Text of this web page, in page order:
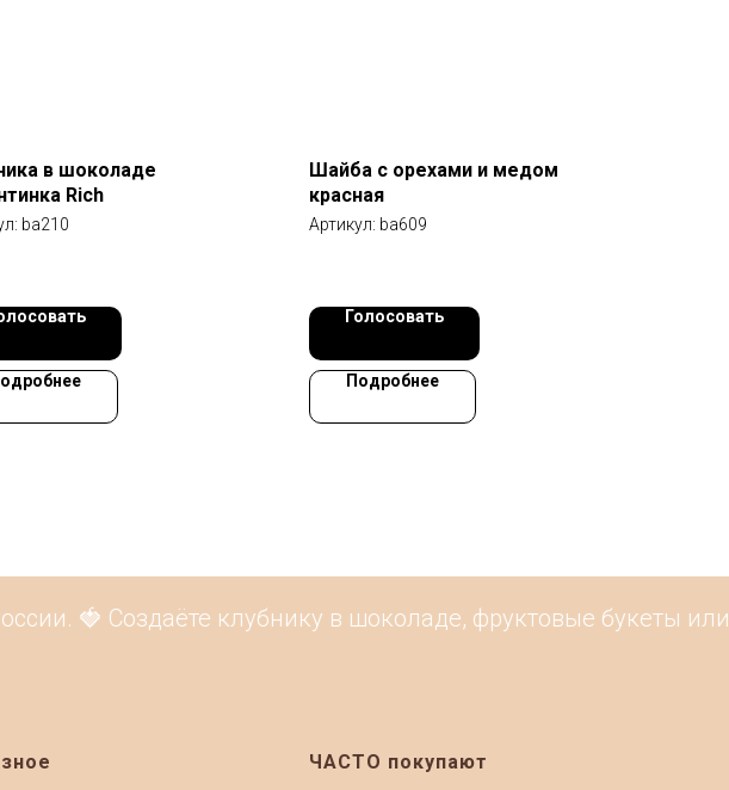
в шоколаде
Rich
ba210
Шайба с орехами и медом
красная
Артикул: ba609
Голосовать
Подробнее
🍓 Создаёте клубнику в шоколаде, фруктовые букеты
ЧАСТО покупают